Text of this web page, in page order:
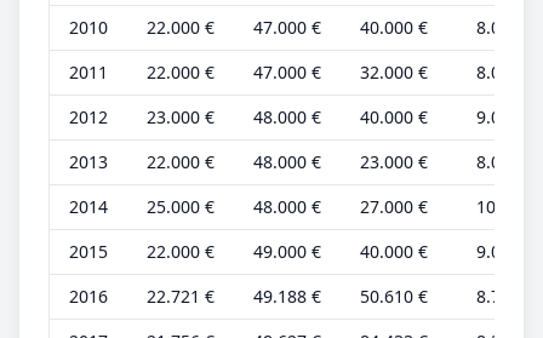
2010
22.000 € 47.000 € 40.000 €
8.000 €
2011
22.000 € 47.000 € 32.000 €
8.000 €
2012
23.000 € 48.000 € 40.000 €
9.000 €
2013
22.000 € 48.000 € 23.000 €
8.000 €
2014
25.000 € 48.000 € 27.000 €
10.000 €
2015
22.000 € 49.000 € 40.000 €
9.000 €
2016
22.721 € 49.188 € 50.610 €
8.739 €